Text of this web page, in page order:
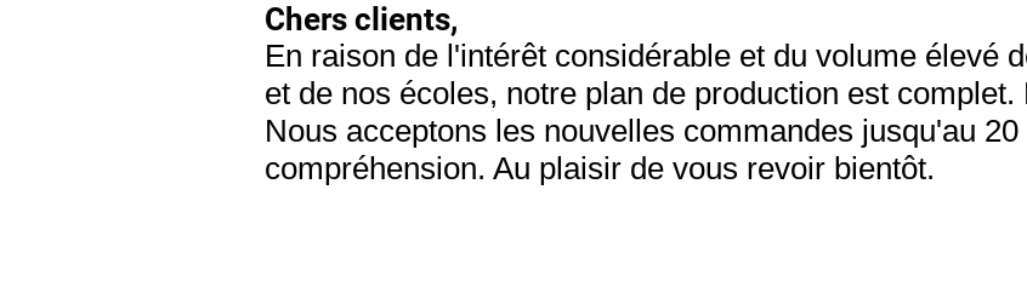
Chers clients,
En raison de l'intérêt considérable et du volume élevé
et de nos écoles, notre plan de production est complet.
Nous acceptons les nouvelles commandes jusqu'au
compréhension. Au plaisir de vous revoir bientôt.